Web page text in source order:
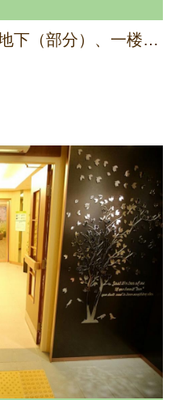
九龙深水埗福荣街502号地下（部分）、一楼（部分）及二楼（部分）